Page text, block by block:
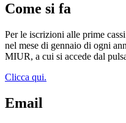
Come si fa
Per le iscrizioni alle prime
nel mese di gennaio di ogni
MIUR, a cui si accede dal
Clicca qui.
Email